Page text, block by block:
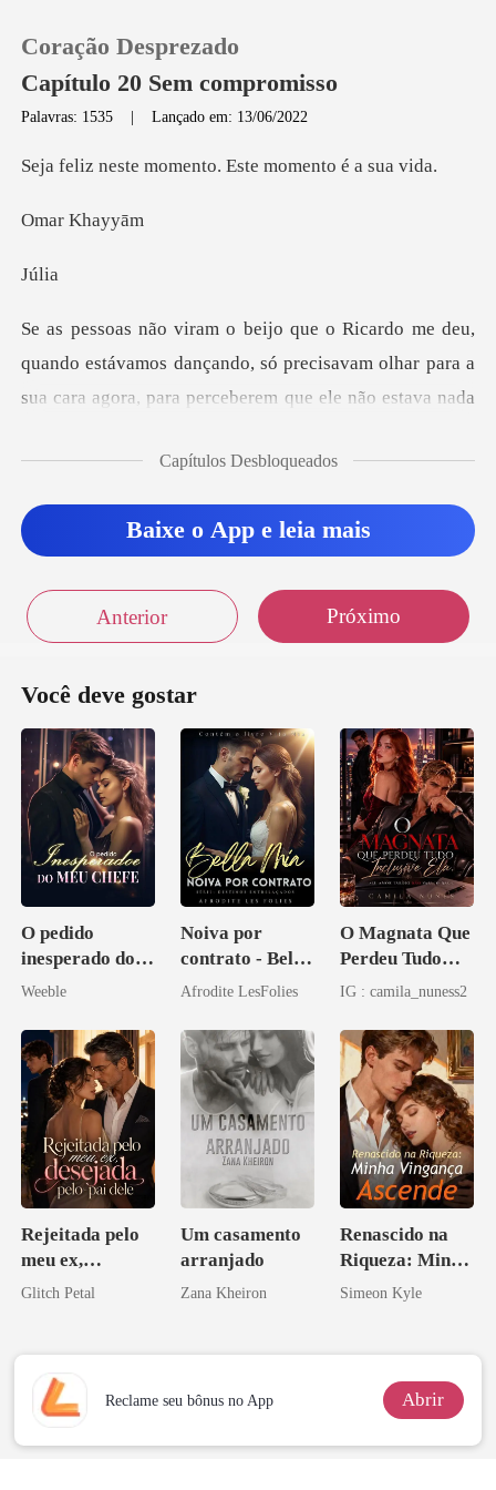
Loja
Sair
Coração Desprezado
Capítulo 20 Sem compromisso
Palavras: 1535 |Lançado em: 13/06/2022
momento. Este mom
Kha
ú
mos dançando, só precisavam olhar para a
sua cara agora, para perce
Capítulos Desbloqueados
Baixe o App e leia mais
Anterior Próximo
Você deve gostar
O pedido
inesperado do
meu chefe
Weeble
Noiva por
contrato - Bella
Mia
Afrodite LesFolies
O Magnata Que
Perdeu Tudo
Inclusive Ela
IG : camila_nuness2
Rejeitada pelo
meu ex,
desejada pelo
Glitch Petal
Um casamento
arranjado
Zana Kheiron
Renascido na
Riqueza: Minha
Vingança
Simeon Kyle
Reclame seu bônus no App Abrir